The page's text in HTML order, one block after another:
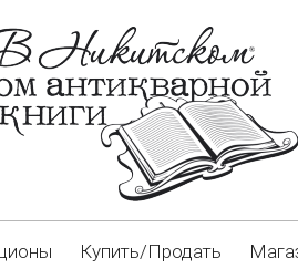
Купить/Продать